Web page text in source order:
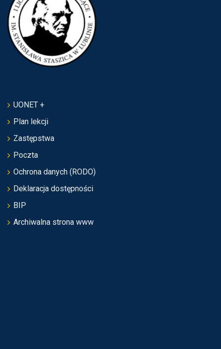
UONET +
Plan lekcji
Zastępstwa
Poczta
Ochrona danych (RODO)
Deklaracja dostępności
BIP
Archiwalna strona www